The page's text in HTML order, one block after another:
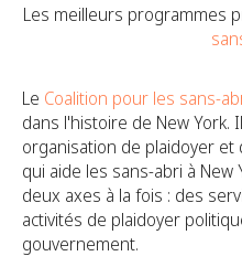
Les meilleurs programmes
Le Coalition pour les sans-
dans l'histoire de New York.
organisation de plaidoyer
qui aide les sans-abri à New
deux axes à la fois : des
activités de plaidoyer
gouvernement.